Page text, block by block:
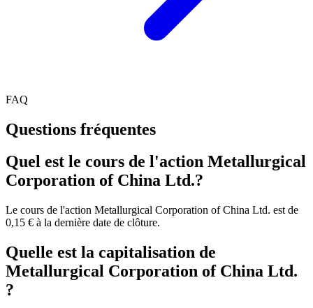
FAQ
Questions fréquentes
Quel est le cours de l'action Metallurgical
Corporation of China Ltd.?
Le cours de l'action Metallurgical Corporation of China Ltd. est de
0,15 € à la dernière date de clôture.
Quelle est la capitalisation de
Metallurgical Corporation of China Ltd.
?